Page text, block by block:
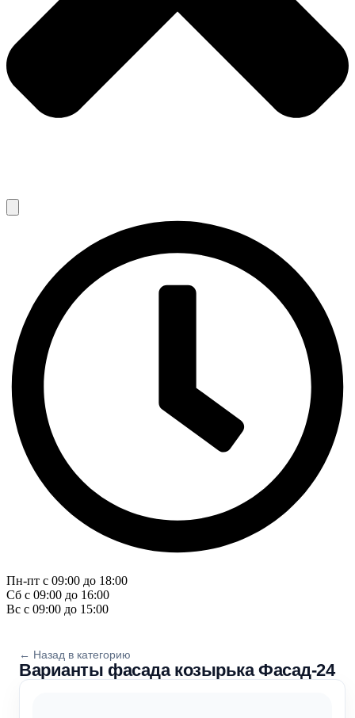
Пн-пт с 09:00 до 18:00
Сб с 09:00 до 16:00
Вс с 09:00 до 15:00
← Назад в категорию
Варианты фасада козырька Фасад-24